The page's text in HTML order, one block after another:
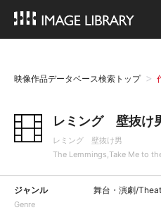
映像作品データベース検索トップ
レミング 壁抜け
レミング 壁抜け男
The Lemmings,Take Me to
ジャンル
Genre
舞台・演劇/